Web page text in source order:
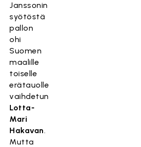
Janssonin
syötöstä
pallon
ohi
Suomen
maalille
toiselle
erätauolle
vaihdetun
Lotta-
Mari
Hakavan.
Mutta